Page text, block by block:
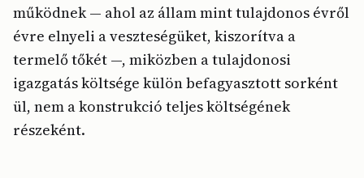
működnek — ahol az állam mint tulajdonos évről
évre elnyeli a veszteségüket, kiszorítva a
termelő tőkét —, miközben a tulajdonosi
igazgatás költsége külön befagyasztott sorként
ül, nem a konstrukció teljes költségének
részeként.